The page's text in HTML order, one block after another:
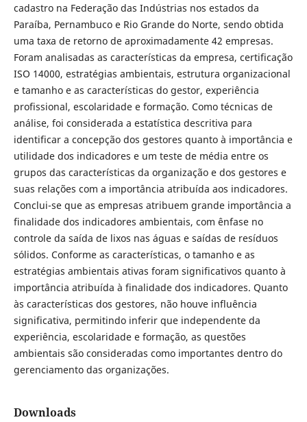
cadastro na Federação das Indústrias nos estados da
Paraíba, Pernambuco e Rio Grande do Norte, sendo obtida
uma taxa de retorno de aproximadamente 42 empresas.
Foram analisadas as características da empresa, certificação
ISO 14000, estratégias ambientais, estrutura organizacional
e tamanho e as características do gestor, experiência
profissional, escolaridade e formação. Como técnicas de
análise, foi considerada a estatística descritiva para
identificar a concepção dos gestores quanto à importância e
utilidade dos indicadores e um teste de média entre os
grupos das características da organização e dos gestores e
suas relações com a importância atribuída aos indicadores.
Conclui-se que as empresas atribuem grande importância a
finalidade dos indicadores ambientais, com ênfase no
controle da saída de lixos nas águas e saídas de resíduos
sólidos. Conforme as características, o tamanho e as
estratégias ambientais ativas foram significativos quanto à
importância atribuída à finalidade dos indicadores. Quanto
às características dos gestores, não houve influência
significativa, permitindo inferir que independente da
experiência, escolaridade e formação, as questões
ambientais são consideradas como importantes dentro do
gerenciamento das organizações.
Downloads